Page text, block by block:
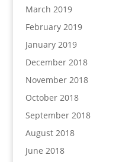
March 2019
February 2019
January 2019
December 2018
November 2018
October 2018
September 2018
August 2018
June 2018